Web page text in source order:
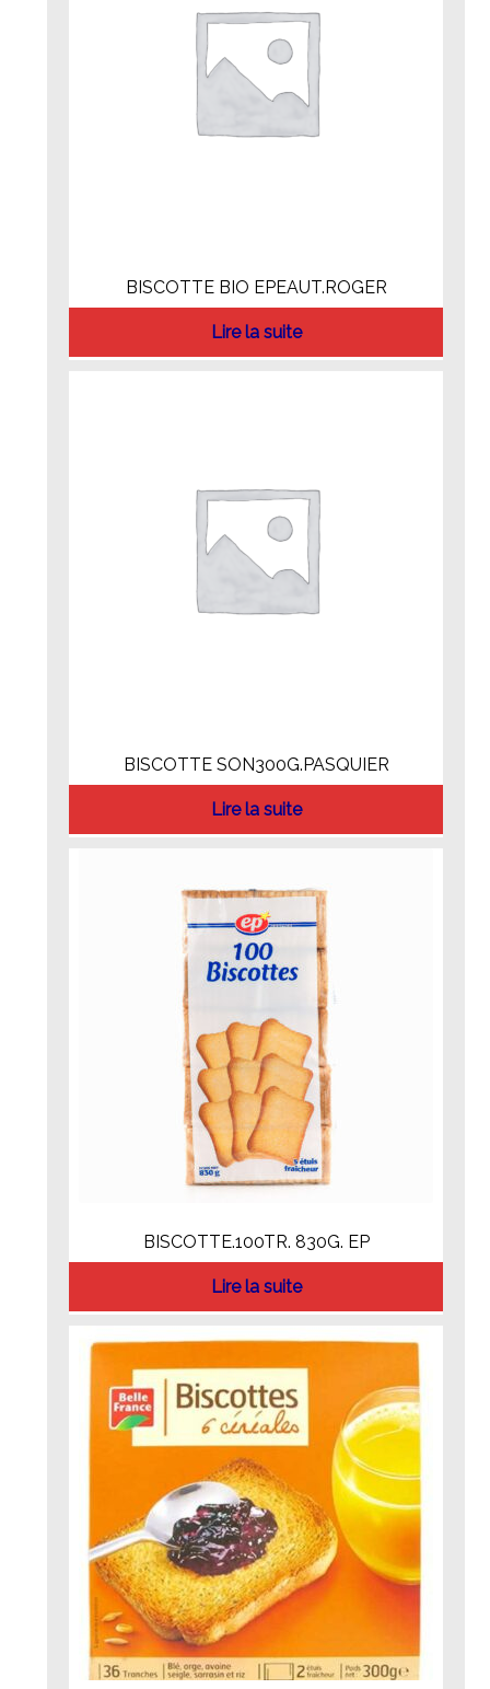
BISCOTTE BIO EPEAUT.ROGER
Lire la suite
BISCOTTE SON300G.PASQUIER
Lire la suite
BISCOTTE.100TR. 830G. EP
Lire la suite